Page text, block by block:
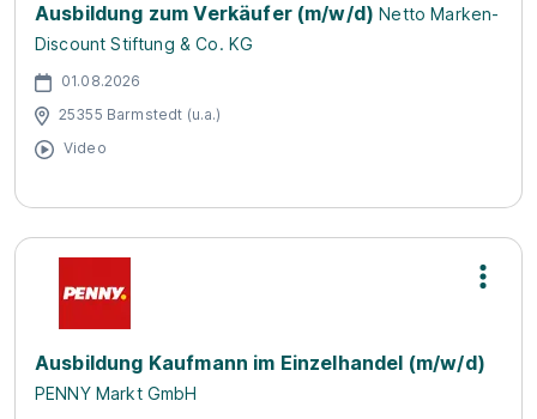
Ausbildung zum Verkäufer (m/w/d) Netto Marken-
Discount Stiftung & Co. KG
01.08.2026
25355 Barmstedt (u.a.)
Video
Ausbildung Kaufmann im Einzelhandel (m/w/d)
PENNY Markt GmbH